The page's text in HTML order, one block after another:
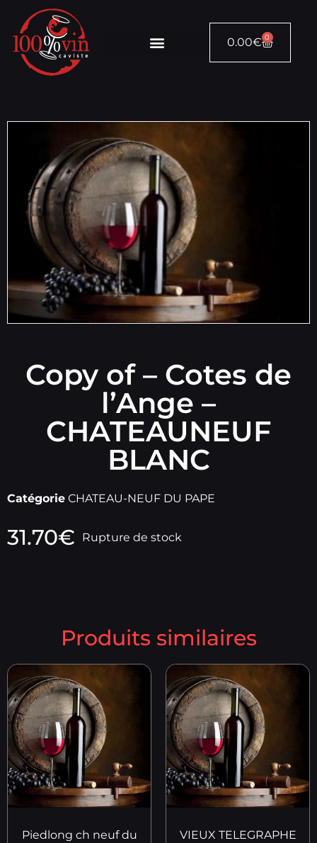
0.00€ 0
Copy of – Cotes de
l’Ange –
CHATEAUNEUF
BLANC
Catégorie CHATEAU-NEUF DU PAPE
31.70€ Rupture de stock
Produits similaires
Piedlong ch neuf du
VIEUX TELEGRAPHE